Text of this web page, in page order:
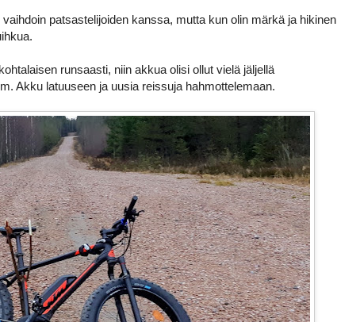
patsastelijoiden kanssa, mutta kun olin märkä ja hikinen
runsaasti, niin akkua olisi ollut vielä jäljellä
Akku latuuseen ja uusia reissuja hahmottelemaan.